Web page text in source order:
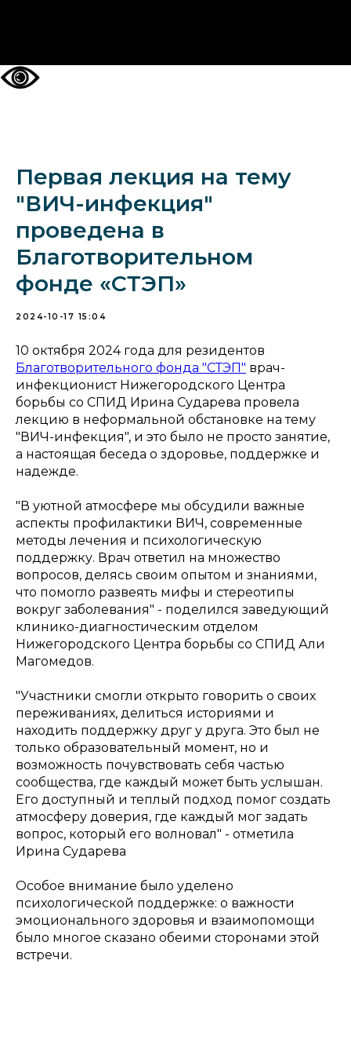
Первая лекция на тему
"ВИЧ-инфекция"
проведена в
Благотворительном
фонде «СТЭП»
2024-10-17 15:04
10 октября 2024 года для резидентов
Благотворительного фонда "СТЭП" врач-
инфекционист Нижегородского Центра
борьбы со СПИД Ирина Сударева провела
лекцию в неформальной обстановке на тему
"ВИЧ-инфекция", и это было не просто занятие,
а настоящая беседа о здоровье, поддержке и
надежде.
"В уютной атмосфере мы обсудили важные
аспекты профилактики ВИЧ, современные
методы лечения и психологическую
поддержку. Врач ответил на множество
вопросов, делясь своим опытом и знаниями,
что помогло развеять мифы и стереотипы
вокруг заболевания" - поделился заведующий
клинико-диагностическим отделом
Нижегородского Центра борьбы со СПИД Али
Магомедов.
"Участники смогли открыто говорить о своих
переживаниях, делиться историями и
находить поддержку друг у друга. Это был не
только образовательный момент, но и
возможность почувствовать себя частью
сообщества, где каждый может быть услышан.
Его доступный и теплый подход помог создать
атмосферу доверия, где каждый мог задать
вопрос, который его волновал" - отметила
Ирина Сударева
Особое внимание было уделено
психологической поддержке: о важности
эмоционального здоровья и взаимопомощи
было многое сказано обеими сторонами этой
встречи.